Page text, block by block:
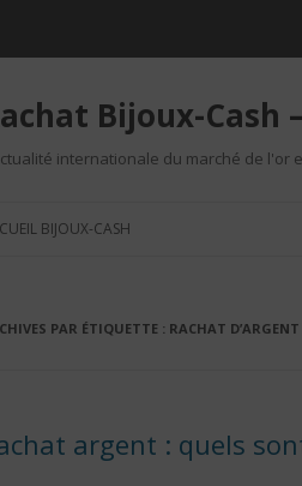
Bijoux-Cash
internationale du marché de l'or
BIJOUX-CASH
PAR ÉTIQUETTE : RACHAT D’ARGENT
argent : quels